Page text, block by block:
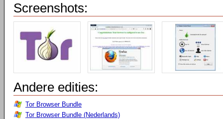
Screenshots:
Andere edities:
Tor Browser Bundle
Tor Browser Bundle (Nederlands)